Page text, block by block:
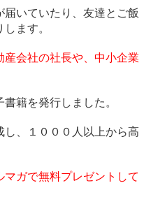
いていたり、友達とご飯
ます。
産会社の社長や、中小企業
籍を発行しました。
、１０００人以上から高
ガで無料プレゼントして